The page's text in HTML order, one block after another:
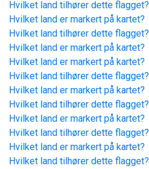
Hvilket land tilhører dette flagget?
Hvilket land er markert på kartet?
Hvilket land tilhører dette flagget?
Hvilket land er markert på kartet?
Hvilket land er markert på kartet?
Hvilket land tilhører dette flagget?
Hvilket land er markert på kartet?
Hvilket land tilhører dette flagget?
Hvilket land er markert på kartet?
Hvilket land tilhører dette flagget?
Hvilket land er markert på kartet?
Hvilket land tilhører dette flagget?